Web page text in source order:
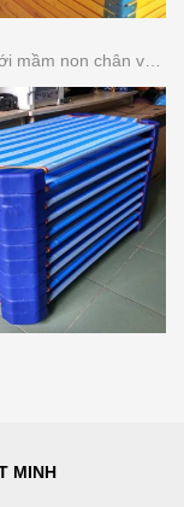
MINH